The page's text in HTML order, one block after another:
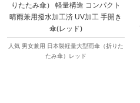
りたたみ傘） 軽量構造 コンパクト
晴雨兼用撥水加工済 UV加工 手開き
傘(レッド)
人気 男女兼用 日本製軽量大型雨傘（折りた
たみ傘）レッド